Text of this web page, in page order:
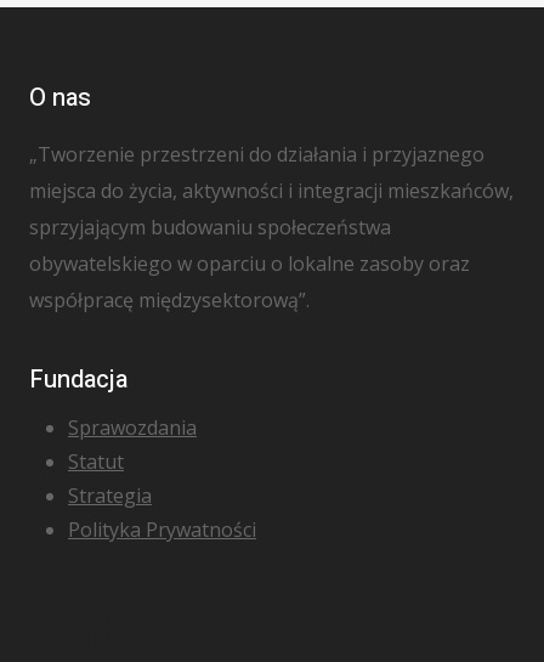
O nas
„Tworzenie przestrzeni do działania i przyjaznego
miejsca do życia, aktywności i integracji mieszkańców,
sprzyjającym budowaniu społeczeństwa
obywatelskiego w oparciu o lokalne zasoby oraz
współpracę międzysektorową”.
Fundacja
Sprawozdania
Statut
Strategia
Polityka Prywatności